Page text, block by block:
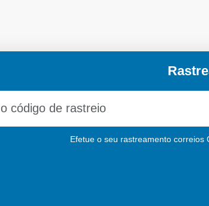
Efetue o seu rastreamento correios